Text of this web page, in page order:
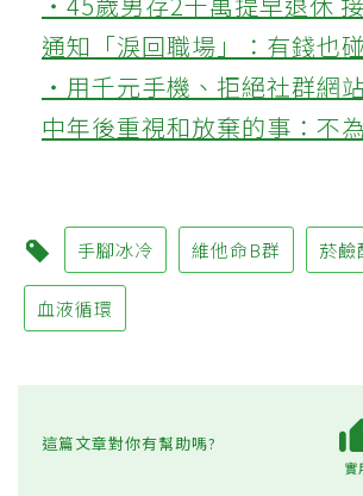
通知「淚回職場」：有錢也
‧用千元手機、拒絕社群網
中年後重視和放棄的事：不
手腳冰冷 維他命B群 菸鹼
血液循環
這篇文章對你有幫助嗎?
實